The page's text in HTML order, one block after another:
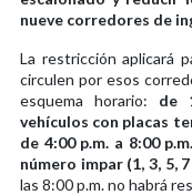
nueve corredores de
La restricción aplicará
circulen por esos
esquema horario: de
vehículos con placas
de 4:00 p.m. a 8:00
número impar (1, 3, 5,
las 8:00 p.m. no habrá